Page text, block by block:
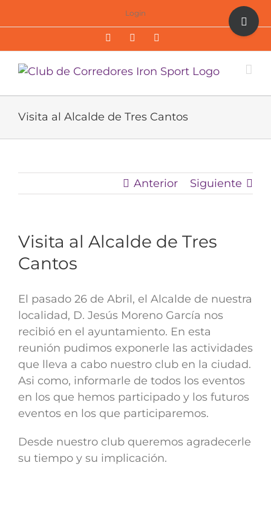
al
Login
FacebookTwitter
Visita al Alcalde de Tres Cantos
Anterior Siguiente
Visita al Alcalde de Tres
Cantos
El pasado 26 de Abril, el Alcalde de nuestra
localidad, D. Jesús Moreno García nos
recibió en el ayuntamiento. En esta
reunión pudimos exponerle las actividades
que lleva a cabo nuestro club en la ciudad.
Asi como, informarle de todos los eventos
en los que hemos participado y los futuros
eventos en los que participaremos.
Desde nuestro club queremos agradecerle
su tiempo y su implicación.
Toggle
Sliding
Area